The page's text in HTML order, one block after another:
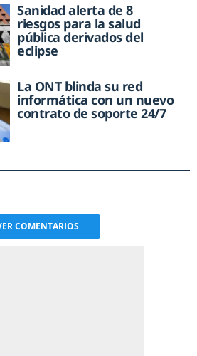
Sanidad alerta de 8
riesgos para la salud
pública derivados del
eclipse
La ONT blinda su red
informática con un nuevo
contrato de soporte 24/7
COMENTARIOS